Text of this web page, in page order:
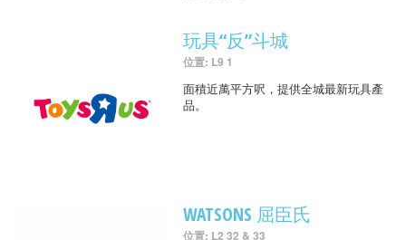
玩具“反”斗城
位置: L9 1
面積近萬平方呎，提供全城最新玩具產
品。
WATSONS 屈臣氏
位置: L2 32 & 33